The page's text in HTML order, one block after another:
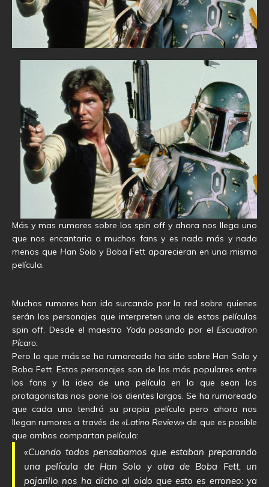
Más y mas rumores sobre los spin off y ahora nos llega uno
que nos encantaria a muchos fans y es nada más y nada
menos que Han Soloy Boba Fett aparecieran en una misma
película.
Muchos rumores han ido surcando por la red sobre quienes
serán los personajes que interpreten una de estas películas
spin off. Desde el maestro Yodapasando por el Escuadron
Pícaro.
Pero lo que más se ha rumoreado ha sido sobre Han Solo y
Boba Fett. Estos personajes son de los más populares entre
los fans y la idea de una película en la que sean los
protagonistas nos pone los dientes largos. Se ha rumoreado
que cada uno tendrá su propia película pero ahora nos
llegan rumores a través de «Latino Review» de que es posible
que ambos compartan película:
«Cuando todos pensabamos que estaban preparando
una película de Han Solo y otra de Boba Fett, un
pajarillo nos ha dicho al oido que esto es erroneo: ya